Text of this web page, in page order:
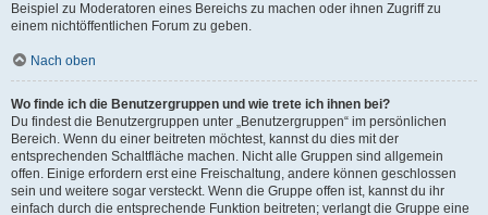
Beispiel zu Moderatoren eines Bereichs zu machen oder ihnen Zugriff zu
einem nichtöffentlichen Forum zu geben.
Nach oben
Wo finde ich die Benutzergruppen und wie trete ich ihnen bei?
Du findest die Benutzergruppen unter „Benutzergruppen“ im persönlichen
Bereich. Wenn du einer beitreten möchtest, kannst du dies mit der
entsprechenden Schaltfläche machen. Nicht alle Gruppen sind allgemein
offen. Einige erfordern erst eine Freischaltung, andere können geschlossen
sein und weitere sogar versteckt. Wenn die Gruppe offen ist, kannst du ihr
einfach durch die entsprechende Funktion beitreten; verlangt die Gruppe eine